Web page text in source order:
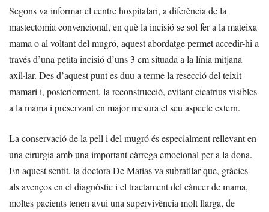
Segons va informar el centre hospitalari, a diferència de la
mastectomia convencional, en què la incisió se sol fer a la mateixa
mama o al voltant del mugró, aquest abordatge permet accedir-hi a
través d’una petita incisió d’uns 3 cm situada a la línia mitjana
axil·lar. Des d’aquest punt es duu a terme la resecció del teixit
mamari i, posteriorment, la reconstrucció, evitant cicatrius visibles
a la mama i preservant en major mesura el seu aspecte extern.
La conservació de la pell i del mugró és especialment rellevant en
una cirurgia amb una important càrrega emocional per a la dona.
En aquest sentit, la doctora De Matías va subratllar que, gràcies
als avenços en el diagnòstic i el tractament del càncer de mama,
moltes pacients tenen avui una supervivència molt llarga, de